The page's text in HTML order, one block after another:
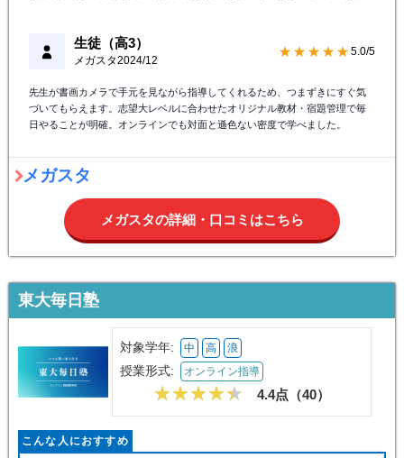
生徒（高3）
メガスタ2024/12
★★★★★ 5.0/5
先生が書画カメラで手元を見ながら指導してくれるため、つまずきにすぐ気
づいてもらえます。志望大レベルに合わせたオリジナル教材・宿題管理で毎
日やることが明確。オンラインでも対面と遜色ない密度で学べました。
メガスタ
メガスタの詳細・口コミはこちら
東大毎日塾
対象学年: 中 高 浪
授業形式: オンライン指導
4.4点（40）
こんな人におすすめ